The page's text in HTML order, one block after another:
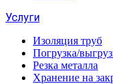
Услуги
Изоляция труб
Погрузка/
Резка металла
Хранение на